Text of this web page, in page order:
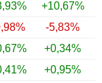
+10,67%
-5,83%
+0,34%
+0,95%